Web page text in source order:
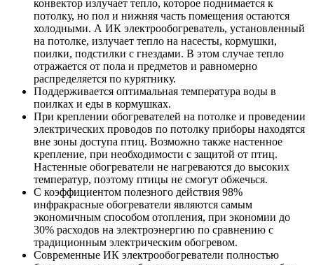
конвектор излучает тепло, которое поднимается к
потолку, но пол и нижняя часть помещения остаются
холодными. А ИК электрообогреватель, установленный
на потолке, излучает тепло на насесты, кормушки,
поилки, подстилки с гнездами. В этом случае тепло
отражается от пола и предметов и равномерно
распределяется по курятнику.
Поддерживается оптимальная температура воды в
поилках и еды в кормушках.
При креплении обогревателей на потолке и проведении
электрических проводов по потолку приборы находятся
вне зоны доступа птиц. Возможно также настенное
крепление, при необходимости с защитой от птиц.
Настенные обогреватели не нагреваются до высоких
температур, поэтому птицы не смогут обжечься.
С коэффициентом полезного действия 98%
инфракрасные обогреватели являются самым
экономичным способом отопления, при экономии до
30% расходов на электроэнергию по сравнению с
традиционным электрическим обогревом.
Современные ИК электрообогреватели полностью